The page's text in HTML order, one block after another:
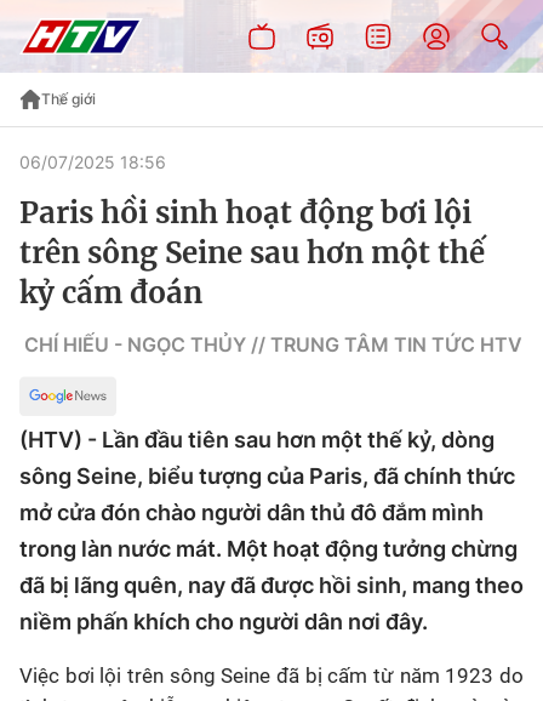
Thế giới
06/07/2025 18:56
Paris hồi sinh hoạt động bơi lội
trên sông Seine sau hơn một thế
kỷ cấm đoán
CHÍ HIẾU - NGỌC THỦY // TRUNG TÂM TIN TỨC HTV
(HTV) - Lần đầu tiên sau hơn một thế kỷ, dòng
sông Seine, biểu tượng của Paris, đã chính thức
mở cửa đón chào người dân thủ đô đắm mình
trong làn nước mát. Một hoạt động tưởng chừng
đã bị lãng quên, nay đã được hồi sinh, mang theo
niềm phấn khích cho người dân nơi đây.
Việc bơi lội trên sông Seine đã bị cấm từ năm 1923 do